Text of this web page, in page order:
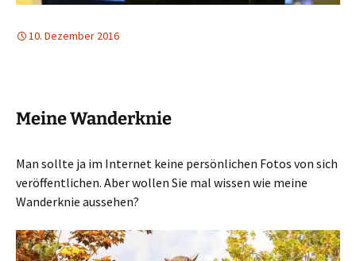
10. Dezember 2016
Meine Wanderknie
Man sollte ja im Internet keine persönlichen Fotos von sich
veröffentlichen. Aber wollen Sie mal wissen wie meine
Wanderknie aussehen?